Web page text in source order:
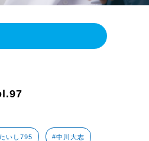
いし795 #中川大志